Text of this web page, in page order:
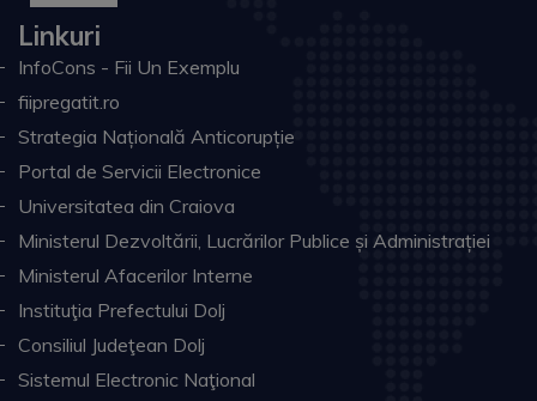
Linkuri
InfoCons - Fii Un Exemplu
fiipregatit.ro
Strategia Națională Anticorupție
Portal de Servicii Electronice
Universitatea din Craiova
Ministerul Dezvoltării, Lucrărilor Publice și Administrației
Ministerul Afacerilor Interne
Instituţia Prefectului Dolj
Consiliul Judeţean Dolj
Sistemul Electronic Naţional